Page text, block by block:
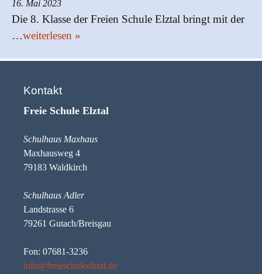
16. Mai 2023
Die 8. Klasse der Freien Schule Elztal bringt mit der
…weiterlesen »
Kontakt
Freie Schule Elztal
Schulhaus Maxhaus
Maxhausweg 4
79183 Waldkirch
Schulhaus Adler
Landstrasse 6
79261 Gutach/Breisgau
Fon: 07681-3236
info@freieschuleelztal.de